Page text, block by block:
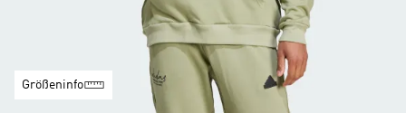
Größeninfo